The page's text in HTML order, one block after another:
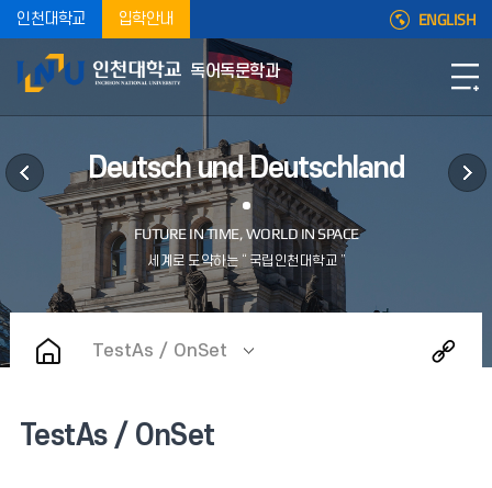
인천대학교 입학안내 ENGLISH
독어독문학과
Deutsch und Deutschland
TestAs / OnSet
TestAs / OnSet